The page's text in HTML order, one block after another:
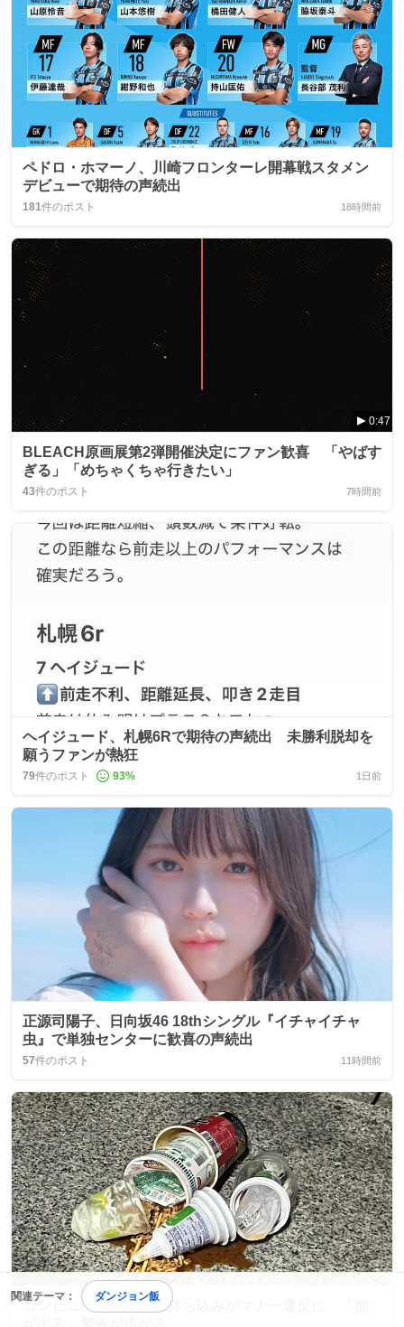
関連テーマ： ダンジョン飯
ペドロ・ホマーノ、川崎フロンターレ開幕戦スタメン
デビューで期待の声続出
181件のポスト 18時間前
0:47
BLEACH原画展第2弾開催決定にファン歓喜 「やばす
ぎる」「めちゃくちゃ行きたい」
43件のポスト 7時間前
ヘイジュード、札幌6Rで期待の声続出 未勝利脱却を
願うファンが熱狂
79件のポスト 93% 1日前
正源司陽子、日向坂46 18thシングル『イチャイチャ
虫』で単独センターに歓喜の声続出
57件のポスト 11時間前
コンビニへの家庭ごみ持ち込みがマナー違反に 「熊